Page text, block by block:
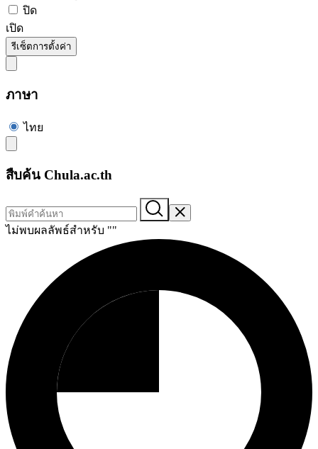
ปิด
เปิด
รีเซ็ตการตั้งค่า
ภาษา
ไทย
สืบค้น Chula.ac.th
ไม่พบผลลัพธ์สำหรับ ""